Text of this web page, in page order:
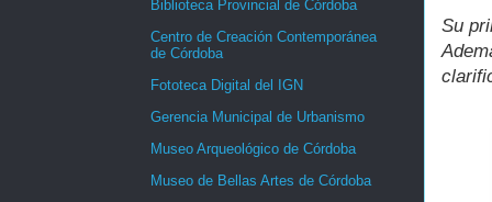
Su
Biblioteca Provincial de Córdoba
Centro de Creación Contemporánea
de Córdoba
Fototeca Digital del IGN
Gerencia Municipal de Urbanismo
Museo Arqueológico de Córdoba
Museo de Bellas Artes de Córdoba